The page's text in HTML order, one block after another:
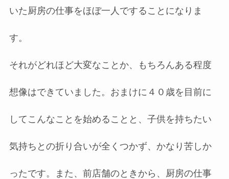
いた厨房の仕事をほぼ一人ですることになりま
す。
それがどれほど大変なことか、もちろんある程度
想像はできていました。おまけに４０歳を目前に
してこんなことを始めることと、子供を持ちたい
気持ちとの折り合いが全くつかず、かなり苦しか
ったです。また、前店舗のときから、厨房の仕事